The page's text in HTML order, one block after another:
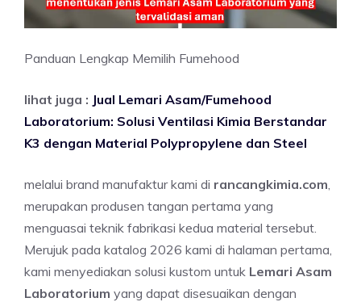
Panduan Lengkap Memilih Fumehood
lihat juga : Jual Lemari Asam/Fumehood
Laboratorium: Solusi Ventilasi Kimia Berstandar
K3 dengan Material Polypropylene dan Steel
melalui brand manufaktur kami di rancangkimia.com,
merupakan produsen tangan pertama yang
menguasai teknik fabrikasi kedua material tersebut.
Merujuk pada katalog 2026 kami di halaman pertama,
kami menyediakan solusi kustom untuk Lemari Asam
Laboratorium yang dapat disesuaikan dengan